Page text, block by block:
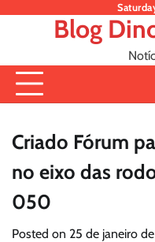
Blog
Criado Fórum
no eixo das
050
Posted on 25 de janeiro